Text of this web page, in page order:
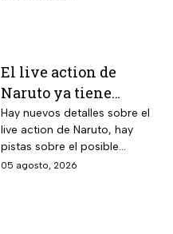
El live action de
Naruto ya tiene
director y así avanza
el casting de la
película
Hay nuevos detalles sobre el
live action de Naruto, hay
pistas sobre el posible
enfoque de la historia y
05 agosto, 2026